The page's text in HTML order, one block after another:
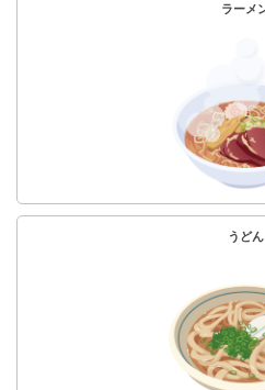
ラーメ
うどん